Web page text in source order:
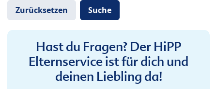
Hast du Fragen? Der HiPP
Elternservice ist für dich und
deinen Liebling da!